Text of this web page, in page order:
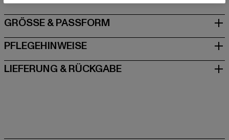
GRÖSSE & PASSFORM
PFLEGEHINWEISE
LIEFERUNG & RÜCKGABE